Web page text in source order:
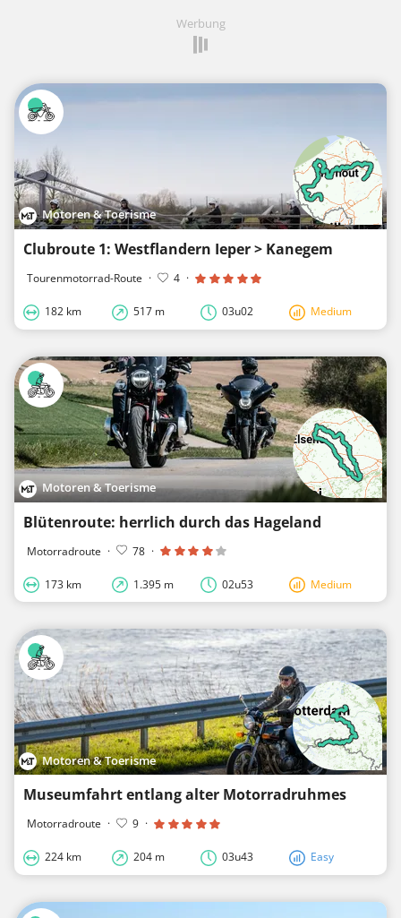
Werbung
Motoren & Toerisme
Clubroute 1: Westflandern Ieper > Kanegem
Tourenmotorrad-Route · 4 ·
182 km 517 m 03u02 Medium
Motoren & Toerisme
Blütenroute: herrlich durch das Hageland
Motorradroute · 78 ·
173 km 1.395 m 02u53 Medium
Motoren & Toerisme
Museumfahrt entlang alter Motorradruhmes
Motorradroute · 9 ·
224 km 204 m 03u43 Easy